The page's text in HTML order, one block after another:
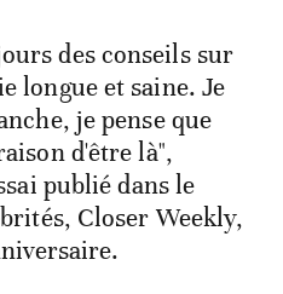
des conseils sur
longue et saine. Je
je pense que
d'être là",
publié dans le
Closer Weekly,